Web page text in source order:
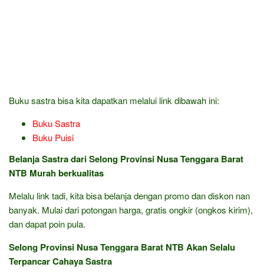
Buku sastra bisa kita dapatkan melalui link dibawah ini:
Buku Sastra
Buku Puisi
Belanja Sastra dari Selong Provinsi Nusa Tenggara Barat
NTB Murah berkualitas
Melalu link tadi, kita bisa belanja dengan promo dan diskon nan
banyak. Mulai dari potongan harga, gratis ongkir (ongkos kirim),
dan dapat poin pula.
Selong Provinsi Nusa Tenggara Barat NTB Akan Selalu
Terpancar Cahaya Sastra